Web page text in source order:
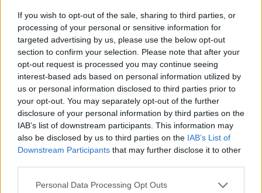
If you wish to opt-out of the sale, sharing to third parties, or
processing of your personal or sensitive information for
targeted advertising by us, please use the below opt-out
section to confirm your selection. Please note that after your
opt-out request is processed you may continue seeing
interest-based ads based on personal information utilized by
us or personal information disclosed to third parties prior to
your opt-out. You may separately opt-out of the further
disclosure of your personal information by third parties on the
IAB’s list of downstream participants. This information may
also be disclosed by us to third parties on the IAB’s List of
Downstream Participants that may further disclose it to other
Personal Data Processing Opt Outs
Reklama
Pracovní nabídky
06.08.2026 -Bosch Powertrain s.r.o. Jihlava • CNC operátor• mzda
Kč • náborový bonus 50.000 Kč • příspěvek na ubytování (Jihlava,
06.08.2026 -Bosch Powertrain s.r.o. • montážní dělník • mzda 44.700
týdenní zálohy na mzdu 2.000 Kč (Jihlava, okres Jihlava)
06.08.2026 -Bosch Powertrain s.r.o. Jihlava • práce ve skladu • mzda
48.400 Kč • náborový bonus 50.000 Kč • ubytování (Jihlava, okres
06.08.2026 -Bosch Powertrain s.r.o. Jihlava • střídač • mzda 48.400
příspěvek na ubytování (Jihlava, okres Jihlava)
náborový bonus 100.000 Kč • ubytování (Jihlava, okres Jihlava)